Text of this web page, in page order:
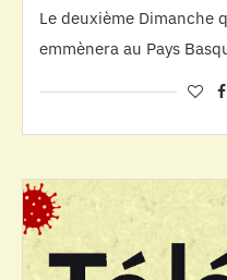
Le deuxième Dimanche
emmènera au Pays